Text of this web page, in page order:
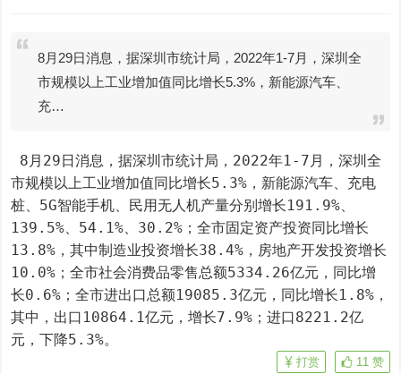
8月29日消息，据深圳市统计局，2022年1-7月，深圳全
市规模以上工业增加值同比增长5.3%，新能源汽车、
充…
市规模以上工业增加值同比增长5.3%，新能源汽车、充电
桩、5G智能手机、民用无人机产量分别增长191.9%、
139.5%、54.1%、30.2%；全市固定资产投资同比增长
13.8%，其中制造业投资增长38.4%，房地产开发投资增长
10.0%；全市社会消费品零售总额5334.26亿元，同比增
长0.6%；全市进出口总额19085.3亿元，同比增长1.8%，
其中，出口10864.1亿元，增长7.9%；进口8221.2亿
元，下降5.3%。
11 赞
打赏